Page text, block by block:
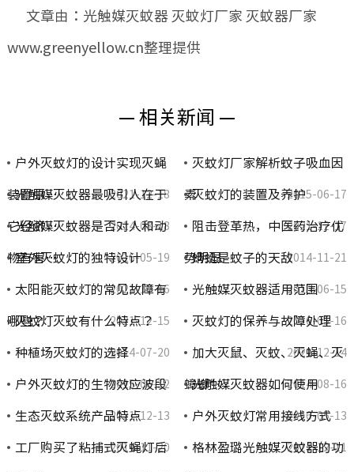
文章由：光触媒灭蚊器 灭蚊灯厂家 灭蚊器厂家
www.greenyellow.cn整理提供
— 相关新闻 —
户外灭蚊灯的设计实现灭蝇
装置原… 2021-12-18
灭蚊灯厂家解析蚊子吸血因
素 2015-06-17
光触媒灭蚊器最吸引人在于
它经济… 2014-08-18
灭蚊灯的装置及养护
2021-12-17
光触媒灭蚊器是否对人和动
物有害… 2016-05-19
阻击登革热，中医药治疗优
势明显 2014-11-21
室外灭蚊灯的独特设计
2021-12-16
蜻蜓是蚊子的天敌
2015-06-15
太阳能灭蚊灯的常见故障有
哪些？ 2021-12-15
光触媒灭蚊器适用范围
2016-05-16
灭蚊灯灭蚊有什么特点？
2014-07-20
灭蚊灯的保养与故障处理
2021-12-14
种植场灭蚊灯的选择
2015-06-12
加大灭鼠、灭蚊、灭蝇、灭
蟑螂“… 2014-08-16
户外灭蚊灯的生物效应波段
2021-12-13
光触媒灭蚊器如何使用
2016-05-13
生态灭蚊系统产品特点
2014-11-20
户外灭蚊灯常用接线方式
2021-12-11
工厂购买了粘捕式灭蝇灯后 格林盈璐光触媒灭蚊器的功